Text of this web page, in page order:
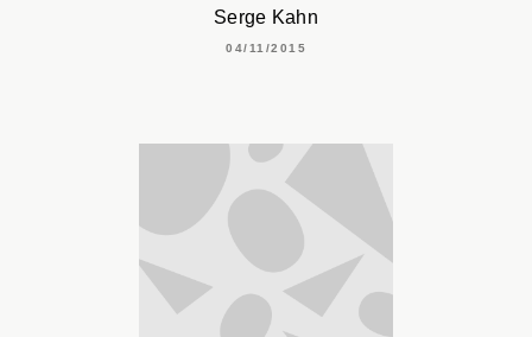
Serge Kahn
04/11/2015